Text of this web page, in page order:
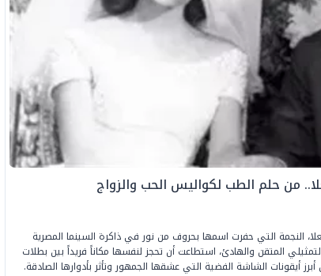
من حلم الطب لكواليس الحب والزواج
النجمة التي حفرت اسمها بحروف من نور في ذاكرة السينما المصرية
التمثيلي المتقن والهادئ، استطاعت أن تحجز لنفسها مكاناً فريداً بين بطلات
أيقونات الشاشة الفضية التي عشقها الجمهور وتأثر بأدوارها الصادقة.